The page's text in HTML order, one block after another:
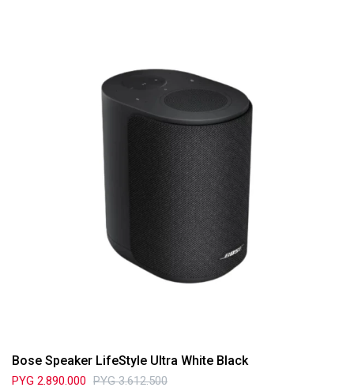
Bose Speaker LifeStyle Ultra White Black
PYG 2.890.000 PYG 3.612.500